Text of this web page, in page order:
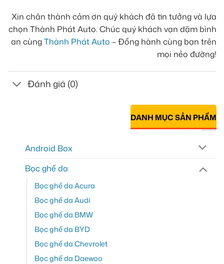
Xin chân thành cảm ơn quý khách đã tin tưởng và lựa
chọn Thành Phát Auto. Chúc quý khách vạn dặm bình
an cùngThành Phát Auto – Đồng hành cùng bạn trên
mọi nẻo đường!
Đánh giá (0)
DANH MỤC SẢN PHẨM
Android Box
Bọc ghế da
Bọc ghế da Acura
Bọc ghế da Audi
Bọc ghế da BMW
Bọc ghế da BYD
Bọc ghế da Chevrolet
Bọc ghế da Daewoo